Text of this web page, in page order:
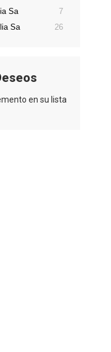
Sa 7artículos
Sa
26artículos
en su lista